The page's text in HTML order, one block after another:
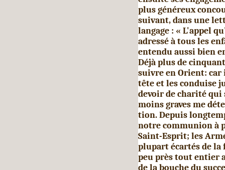
plus généreux
suivant, dans une
langage : « L'appel
adressé à tous les
entendu aussi bien
Déjà plus de
suivre en Orient: car
tête et les conduise
devoir de charité
moins graves me
tion. Depuis
notre com­munion à
Saint-Esprit; les
plupart écartés de
peu près tout entier
de la bouche du